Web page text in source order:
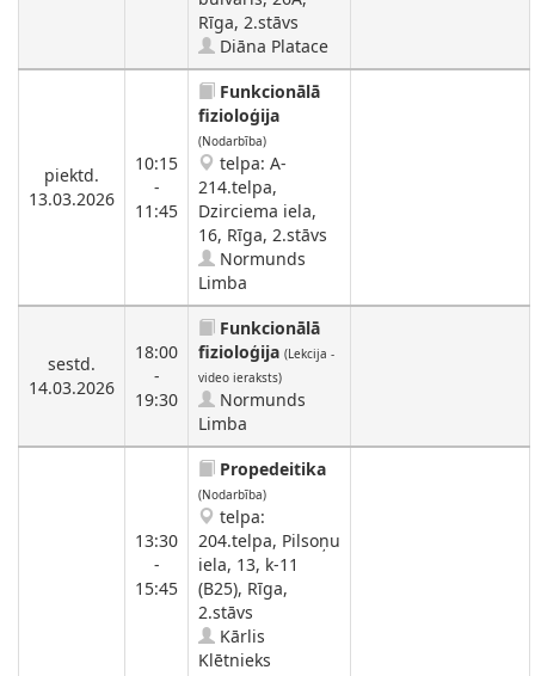
Rīga, 2.stāvs
Diāna Platace
piektd.
13.03.2026
10:15
-
11:45
Funkcionālā
fizioloģija
(Nodarbība)
telpa: A-
214.telpa,
Dzirciema iela,
16, Rīga, 2.stāvs
Normunds
Limba
sestd.
14.03.2026
18:00
-
19:30
Funkcionālā
fizioloģija (Lekcija -
video ieraksts)
Normunds
Limba
13:30
-
15:45
Propedeitika
(Nodarbība)
telpa:
204.telpa, Pilsoņu
iela, 13, k-11
(B25), Rīga,
2.stāvs
Kārlis
Klētnieks